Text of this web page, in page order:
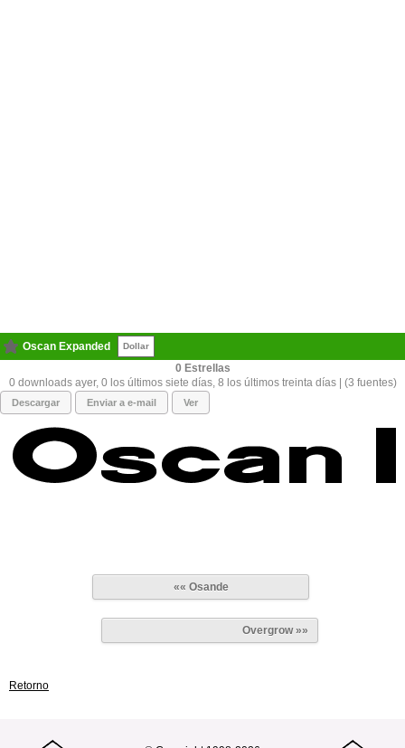
Oscan Expanded Dollar
0
0 downloads ayer, 0 los últimos siete días, 8 los últimos treinta días | (3 fuentes)
Descargar Enviar a e-mail Ver
«« Osande
Overgrow »»
Retorno